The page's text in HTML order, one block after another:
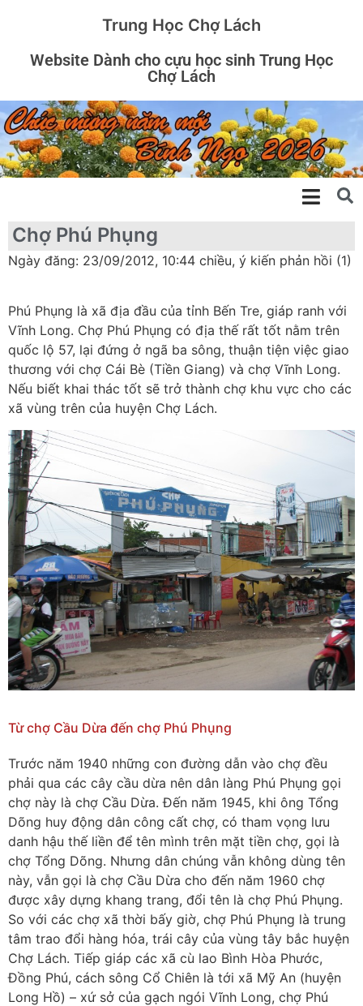
Trung Học Chợ Lách
Website Dành cho cựu học sinh Trung Học
Chợ Lách
Chợ Phú Phụng
Ngày đăng: 23/09/2012, 10:44 chiều, ý kiến phản hồi (1)
Phú Phụng là xã địa đầu của tỉnh Bến Tre, giáp ranh với
Vĩnh Long. Chợ Phú Phụng có địa thế rất tốt nằm trên
quốc lộ 57, lại đứng ở ngã ba sông, thuận tiện việc giao
thương với chợ Cái Bè (Tiền Giang) và chợ Vĩnh Long.
Nếu biết khai thác tốt sẽ trở thành chợ khu vực cho các
xã vùng trên của huyện Chợ Lách.
Từ chợ Cầu Dừa đến chợ Phú Phụng
Trước năm 1940 những con đường dẫn vào chợ đều
phải qua các cây cầu dừa nên dân làng Phú Phụng gọi
chợ này là chợ Cầu Dừa. Đến năm 1945, khi ông Tổng
Dõng huy động dân công cất chợ, có tham vọng lưu
danh hậu thế liền để tên mình trên mặt tiền chợ, gọi là
chợ Tổng Dõng. Nhưng dân chúng vẫn không dùng tên
này, vẫn gọi là chợ Cầu Dừa cho đến năm 1960 chợ
được xây dựng khang trang, đổi tên là chợ Phú Phụng.
So với các chợ xã thời bấy giờ, chợ Phú Phụng là trung
tâm trao đổi hàng hóa, trái cây của vùng tây bắc huyện
Chợ Lách. Tiếp giáp các xã cù lao Bình Hòa Phước,
Đồng Phú, cách sông Cổ Chiên là tới xã Mỹ An (huyện
Long Hồ) – xứ sở của gạch ngói Vĩnh Long, chợ Phú